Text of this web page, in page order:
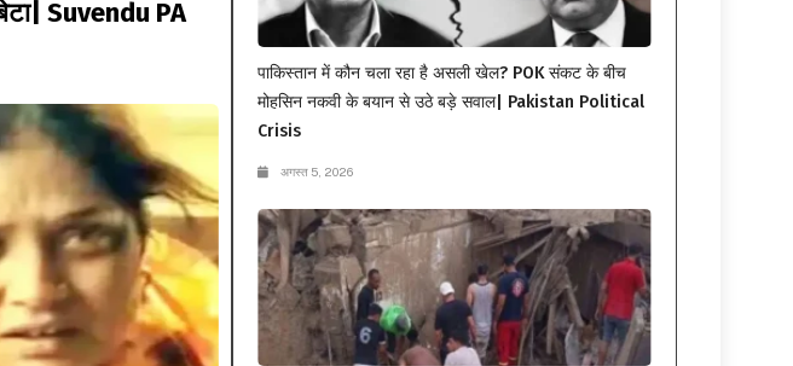
Suvendu PA
पाकिस्तान में कौन चला रहा है असली खेल? POK संकट के बीच
मोहसिन नकवी के बयान से उठे बड़े सवाल| Pakistan Political
Crisis
अगस्त 5, 2026